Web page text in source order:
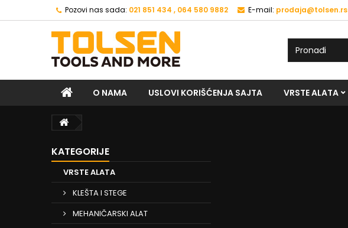
Pozovi nas sada: 021 851 434 , 064 580 9882 E-mail: prodaja@tolsen.rs
O NAMA USLOVI KORIŠĆENJA SAJTA VRSTE ALATA
KATEGORIJE
VRSTE ALATA
KLEŠTA I STEGE
MEHANIČARSKI ALAT